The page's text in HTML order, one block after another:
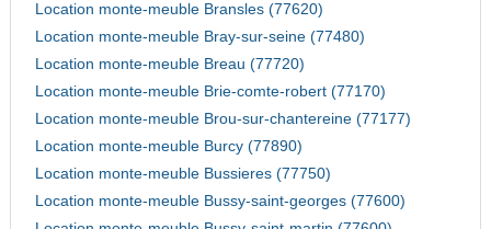
Location monte-meuble Bransles (77620)
Location monte-meuble Bray-sur-seine (77480)
Location monte-meuble Breau (77720)
Location monte-meuble Brie-comte-robert (77170)
Location monte-meuble Brou-sur-chantereine (77177)
Location monte-meuble Burcy (77890)
Location monte-meuble Bussieres (77750)
Location monte-meuble Bussy-saint-georges (77600)